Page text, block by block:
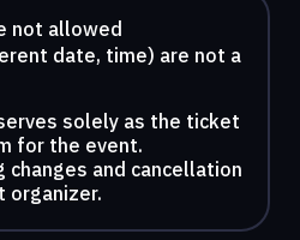
not allowed
date, time) are not a
solely as the ticket
for the event.
changes and cancellation
organizer.